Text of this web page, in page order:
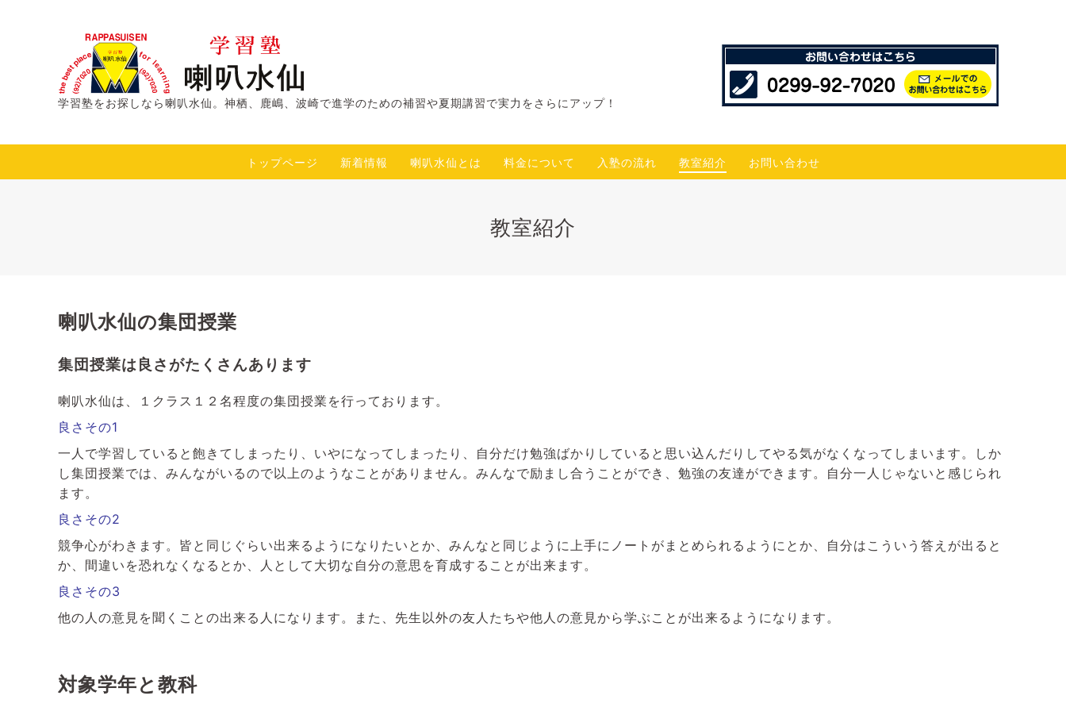
学習塾をお探しなら喇叭水仙。神栖、鹿嶋、波崎で進学のための補習や夏期講習で実力をさらにアップ！
トップページ 新着情報 喇叭水仙とは 料金について 入塾の流れ 教室紹介 お問い合わせ
教室紹介
喇叭水仙の集団授業
集団授業は良さがたくさんあります
喇叭水仙は、１クラス１２名程度の集団授業を行っております。
良さその1
一人で学習していると飽きてしまったり、いやになってしまったり、自分だけ勉強ばかりしていると思い込んだりしてやる気がなくなってしまいます。しか
し集団授業では、みんながいるので以上のようなことがありません。みんなで励まし合うことができ、勉強の友達ができます。自分一人じゃないと感じられ
ます。
良さその2
競争心がわきます。皆と同じぐらい出来るようになりたいとか、みんなと同じように上手にノートがまとめられるようにとか、自分はこういう答えが出ると
か、間違いを恐れなくなるとか、人として大切な自分の意思を育成することが出来ます。
良さその3
他の人の意見を聞くことの出来る人になります。また、先生以外の友人たちや他人の意見から学ぶことが出来るようになります。
対象学年と教科